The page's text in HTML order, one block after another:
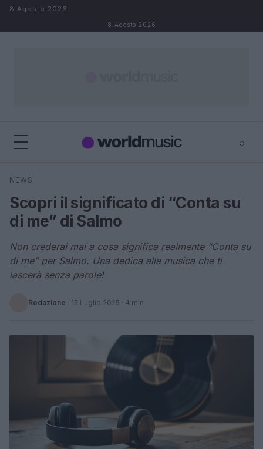
Salta al contenuto
8 Agosto 2026
8 Agosto 2026
⌕
Cerca
NEWS
Scopri il significato di “Conta su
di me” di Salmo
Non crederai mai a cosa significa realmente “Conta su
di me” per Salmo. Una dedica alla musica che ti
lascerà senza parole!
Redazione · 15 Luglio 2025 · 4 min